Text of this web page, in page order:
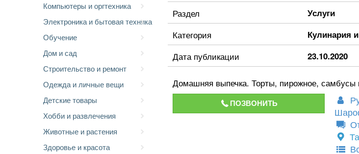
Компьютеры и оргтехника
Электроника и бытовая техника
Обучение
Дом и сад
Строительство и ремонт
Одежда и личные вещи
Детские товары
Хобби и развлечения
Животные и растения
Здоровье и красота
Раздел Услуги
Категория Кулинария
Дата публикации 23.10.2020
Домашняя выпечка. Торты, пирожное, самбусы
ПОЗВОНИТЬ